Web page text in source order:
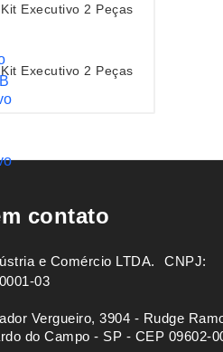
Kit Executivo 2 Peças
Kit Executivo 2 Peças
contato
e Comércio LTDA. ㅤㅤㅤ CNPJ:
03
Vergueiro, 3904 - Rudge
do Campo - SP - CEP 09602-